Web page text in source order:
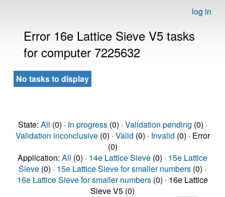
log in
Error 16e Lattice Sieve V5 tasks
for computer 7225632
No tasks to display
State: All (0) · In progress(0) · Validation pending (0) ·
Validation inconclusive(0) · Valid (0) · Invalid (0) · Error
(0)
Application: All (0) · 14e Lattice Sieve (0) · 15e Lattice
Sieve (0) · 15e Lattice Sieve for smaller numbers (0) ·
16e Lattice Sieve for smaller numbers (0) · 16e Lattice
Sieve V5 (0)